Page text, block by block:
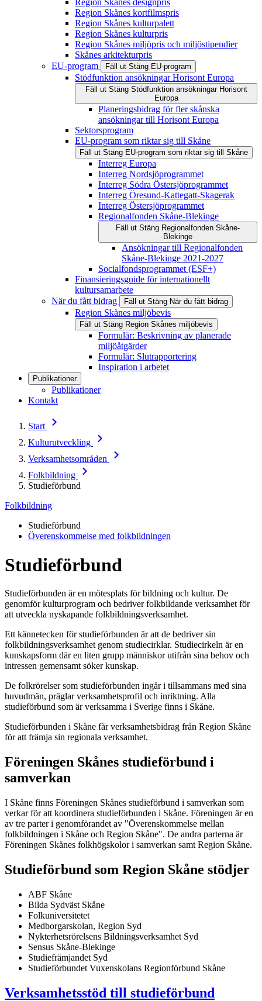
Region Skånes designpris
Region Skånes kortfilmspris
Region Skånes kulturpalett
Region Skånes kulturpris
Region Skånes miljöpris och miljöstipendier
Skånes arkitekturpris
EU-program
Fäll ut Stäng EU-program
Stödfunktion ansökningar Horisont Europa
Fäll ut Stäng Stödfunktion ansökningar Horisont
Europa
Planeringsbidrag för fler skånska
ansökningar till Horisont Europa
Sektorsprogram
EU-program som riktar sig till Skåne
Fäll ut Stäng EU-program som riktar sig till Skåne
Interreg Europa
Interreg Nordsjöprogrammet
Interreg Södra Östersjöprogrammet
Interreg Öresund-Kattegatt-Skagerak
Interreg Östersjöprogrammet
Regionalfonden Skåne-Blekinge
Fäll ut Stäng Regionalfonden Skåne-
Blekinge
Ansökningar till Regionalfonden
Skåne-Blekinge 2021-2027
Socialfondsprogrammet (ESF+)
Finansieringsguide för internationellt
kultursamarbete
När du fått bidrag
Fäll ut Stäng När du fått bidrag
Region Skånes miljöbevis
Fäll ut Stäng Region Skånes miljöbevis
Formulär: Beskrivning av planerade
miljöåtgärder
Formulär: Slutrapportering
Inspiration i arbetet
Publikationer
Publikationer
Kontakt
Start
Kulturutveckling
Verksamhetsområden
Folkbildning
Studieförbund
Folkbildning
Studieförbund
Överenskommelse med folkbildningen
Studieförbund
Studieförbunden är en mötesplats för bildning och kultur. De
genomför kulturprogram och bedriver folkbildande verksamhet för
att utveckla nyskapande folkbildningsverksamhet.
Ett kännetecken för studieförbunden är att de bedriver sin
folkbildningsverksamhet genom studiecirklar. Studiecirkeln är en
kunskapsform där en liten grupp människor utifrån sina behov och
intressen gemensamt söker kunskap.
De folkrörelser som studieförbunden ingår i tillsammans med sina
huvudmän, präglar verksamhetsprofil och inriktning. Alla
studieförbund som är verksamma i Sverige finns i Skåne.
Studieförbunden i Skåne får verksamhetsbidrag från Region Skåne
för att främja sin regionala verksamhet.
Föreningen Skånes studieförbund i
samverkan
I Skåne finns Föreningen Skånes studieförbund i samverkan som
verkar för att koordinera studieförbunden i Skåne. Föreningen är en
av tre parter i genomförandet av "Överenskommelse mellan
folkbildningen i Skåne och Region Skåne". De andra parterna är
Föreningen Skånes folkhögskolor i samverkan samt Region Skåne.
Studieförbund som Region Skåne stödjer
ABF Skåne
Bilda Sydväst Skåne
Folkuniversitetet
Medborgarskolan, Region Syd
Nykterhetsrörelsens Bildningsverksamhet Syd
Sensus Skåne-Blekinge
Studiefrämjandet Syd
Studieförbundet Vuxenskolans Regionförbund Skåne
Verksamhetsstöd till studieförbund